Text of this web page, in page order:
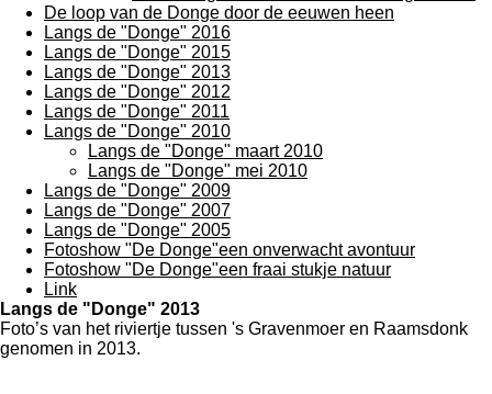
De loop van de Donge door de eeuwen heen
Langs de "Donge" 2016
Langs de "Donge" 2015
Langs de "Donge" 2013
Langs de "Donge" 2012
Langs de "Donge" 2011
Langs de "Donge" 2010
Langs de "Donge" maart 2010
Langs de "Donge" mei 2010
Langs de "Donge" 2009
Langs de "Donge" 2007
Langs de "Donge" 2005
Fotoshow "De Donge"een onverwacht avontuur
Fotoshow "De Donge"een fraai stukje natuur
Link
Langs de "Donge" 2013
Foto’s van het riviertje tussen 's Gravenmoer en Raamsdonk
genomen in 2013.